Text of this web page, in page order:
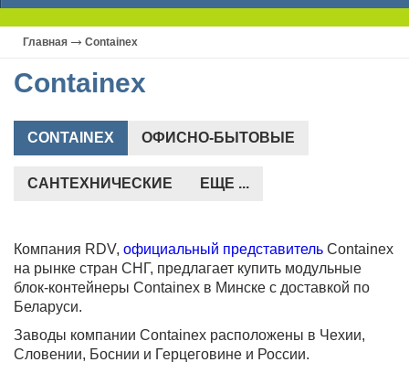
Главная Containex
Containex
CONTAINEX ОФИСНО-БЫТОВЫЕ
САНТЕХНИЧЕСКИЕ ЕЩЕ ...
Компания RDV, официальный представитель Containex
на рынке стран СНГ, предлагает купить модульные
блок-контейнеры Containex в Минске с доставкой по
Беларуси.
Заводы компании Containex расположены в Чехии,
Словении, Боснии и Герцеговине и России.